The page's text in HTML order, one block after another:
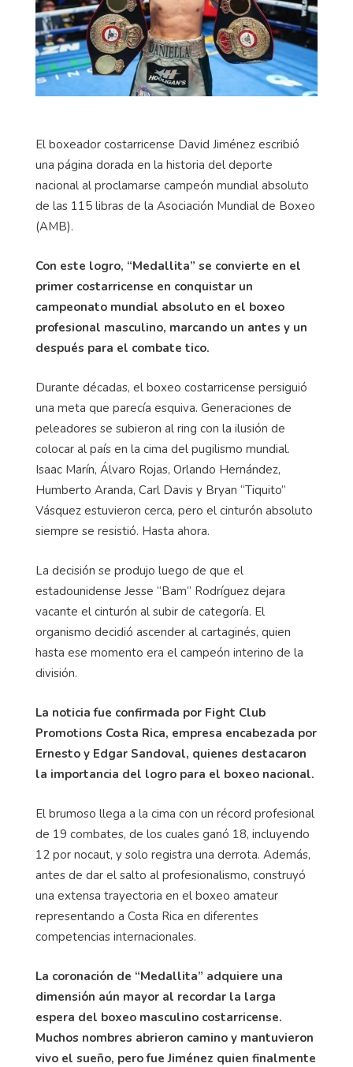
El boxeador costarricense David Jiménez escribió
una página dorada en la historia del deporte
nacional al proclamarse campeón mundial absoluto
de las 115 libras de la Asociación Mundial de Boxeo
(AMB).
Con este logro, “Medallita” se convierte en el
primer costarricense en conquistar un
campeonato mundial absoluto en el boxeo
profesional masculino, marcando un antes y un
después para el combate tico.
Durante décadas, el boxeo costarricense persiguió
una meta que parecía esquiva. Generaciones de
peleadores se subieron al ring con la ilusión de
colocar al país en la cima del pugilismo mundial.
Isaac Marín, Álvaro Rojas, Orlando Hernández,
Humberto Aranda, Carl Davis y Bryan “Tiquito”
Vásquez estuvieron cerca, pero el cinturón absoluto
siempre se resistió. Hasta ahora.
La decisión se produjo luego de que el
estadounidense Jesse “Bam” Rodríguez dejara
vacante el cinturón al subir de categoría. El
organismo decidió ascender al cartaginés, quien
hasta ese momento era el campeón interino de la
división.
La noticia fue confirmada por Fight Club
Promotions Costa Rica, empresa encabezada por
Ernesto y Edgar Sandoval, quienes destacaron
la importancia del logro para el boxeo nacional.
El brumoso llega a la cima con un récord profesional
de 19 combates, de los cuales ganó 18, incluyendo
12 por nocaut, y solo registra una derrota. Además,
antes de dar el salto al profesionalismo, construyó
una extensa trayectoria en el boxeo amateur
representando a Costa Rica en diferentes
competencias internacionales.
La coronación de “Medallita” adquiere una
dimensión aún mayor al recordar la larga
espera del boxeo masculino costarricense.
Muchos nombres abrieron camino y mantuvieron
vivo el sueño, pero fue Jiménez quien finalmente